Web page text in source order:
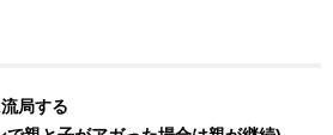
局する